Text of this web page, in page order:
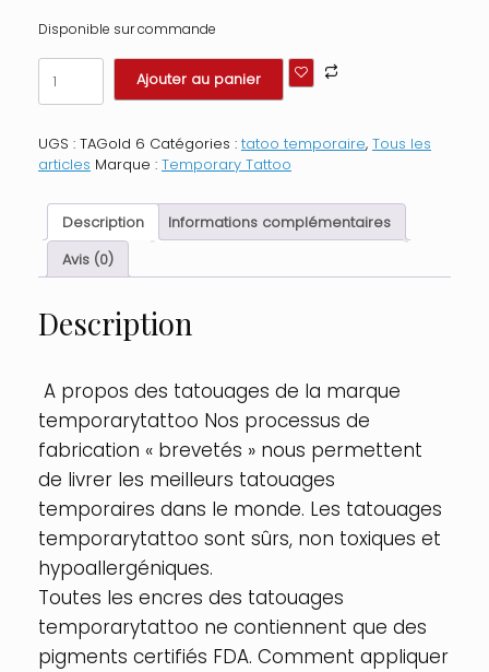
Disponible sur commande
de
Tatouage
-
Effet
Couleur
Doré
Ajouter au panier
UGS : TAGold 6 Catégories : tatoo temporaire, Tous les
articles Marque : Temporary Tattoo
Description
Informations complémentaires
Avis (0)
Description
A propos des tatouages de la marque
temporarytattoo Nos processus de
fabrication « brevetés » nous permettent
de livrer les meilleurs tatouages
temporaires dans le monde. Les tatouages
temporarytattoo sont sûrs, non toxiques et
hypoallergéniques.
Toutes les encres des tatouages
temporarytattoo ne contiennent que des
pigments certifiés FDA. Comment appliquer